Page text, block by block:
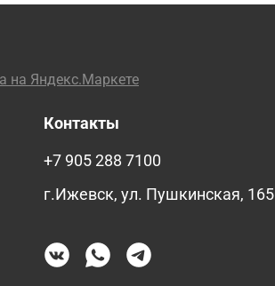
Контакты
+7 905 288 7100
г.Ижевск, ул. Пушкинская, 165